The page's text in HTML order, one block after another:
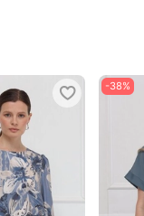
-38%